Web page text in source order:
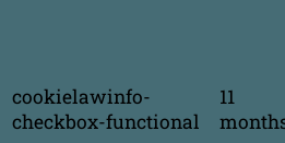
cookielawinfo-
checkbox-functional
11